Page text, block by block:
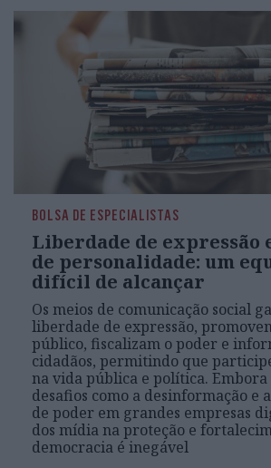
BOLSA DE ESPECIALISTAS
Liberdade de expressão
de personalidade: um
difícil de alcançar
Os meios de comunicação social
liberdade de expressão,
público, fiscalizam o poder e
cidadãos, permitindo que
na vida pública e política.
desafios como a desinformação e
de poder em grandes empresas
dos mídia na proteção e
democracia é inegável